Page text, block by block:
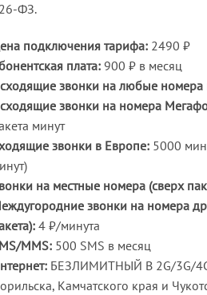
ФЗ.
подключения тарифа: 2490 ₽
плата: 900 ₽ в месяц
звонки на любые номера
звонки на номера
минут
звонки в Европе: 5000
на местные номера (сверх
звонки на номера
4 ₽/минута
MMS: 500 SMS в месяц
БЕЗЛИМИТНЫЙ В 2G/3G/
Камчатского края и